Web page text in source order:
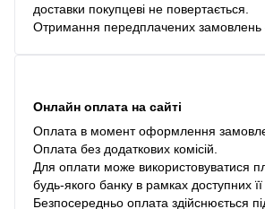
доставки покупцеві не повертається.
Отримання передплачених замовлень
Онлайн оплата на сайті
Оплата в момент оформлення
Оплата без додаткових комісій.
Для оплати може використовуватися
будь-якого банку в рамках доступних її
Безпосередньо оплата здійснюється